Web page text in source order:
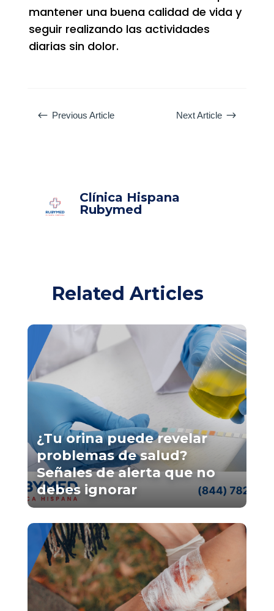
mantener una buena calidad de vida y
seguir realizando las actividades
diarias sin dolor.
# Previous Article Next Article $
Clínica Hispana
Rubymed
Related Articles
¿Tu orina puede revelar
problemas de salud?
Señales de alerta que no
debes ignorar